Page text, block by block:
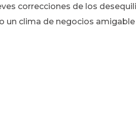
correcciones de los
un clima de negocios